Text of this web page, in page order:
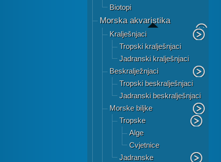
Biotopi
Morska akvaristika
Kralješnjaci
Tropski kralješnjaci
Jadranski kralješnjaci
Beskralježnjaci
Tropski beskralješnjaci
Jadranski beskralješnjaci
Morske biljke
Tropske
Alge
Cvjetnice
Jadranske